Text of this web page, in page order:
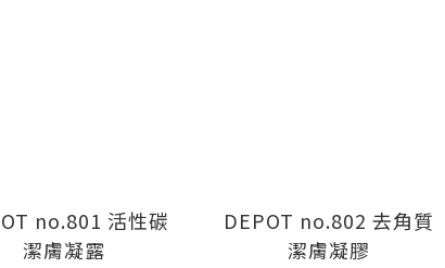
no.801 活性碳
潔膚凝露
DEPOT no.802 去角質
潔膚凝膠